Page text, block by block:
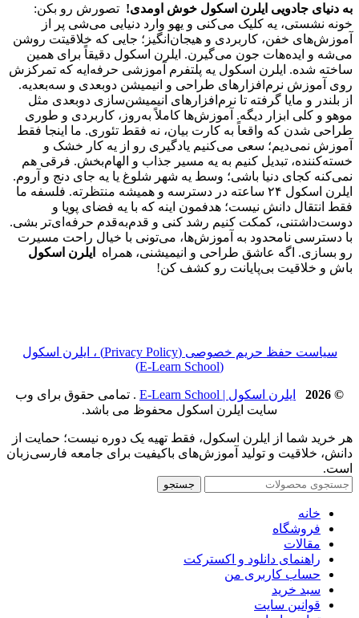
به دنیای جادویی ایلرن اسکول خوش اومدی! تصورش رو بکن:
خونه نشستی، یه کلیک می‌کنی و یهو وارد دنیایی می‌شی پر از
آموزش‌های خفن، کاربردی و هیجان‌انگیز؛ جایی که خلاقیتت روشن
می‌شه و ایده‌هات جون می‌گیرن. ایلرن اسکول دقیقاً برای همین
ساخته شده. ایلرن اسکول یه پلتفرم آموزشی حرفه‌ایه که تمرکزش
روی آموزش نرم‌افزارهای طراحی و انیمیشن دو‌بعدی و سه‌بعدیه.
از بلندر و مایا گرفته تا نرم‌افزارهای انیمیشن‌سازی دوبعدی مثل
موهو و کلی ابزار دیگه. آموزش‌ها کاملاً به‌روز، کاربردی و طوری
طراحی شدن که واقعاً به کارت بیان، نه فقط تئوری. ما اینجا فقط
آموزش نمی‌دیم؛ سعی می‌کنیم یادگیری رو از یه کار خشک و
خسته‌کننده، تبدیل کنیم به یه مسیر جذاب و الهام‌بخش. فرقی هم
نمی‌کنه کجای دنیا باشی؛ وسط یه شهر شلوغ یا یه جای دنج و آروم.
ایلرن اسکول ۲۴ ساعته در دسترسه و همیشه منتظرته. فلسفه ما
فقط انتقال دانش نیست؛ هدفمون اینه که با یه فضای پویا و
دوست‌داشتنی، کمکت کنیم رشد کنی و قدم‌به‌قدم حرفه‌ای‌تر بشی.
با دسترسی نامحدود به آموزش‌ها، می‌تونی با خیال راحت مسیرت
رو بسازی. اگه عاشق طراحی و انیمیشنی، همراه
ایلرن اسکول
باش و خلاقیت بی‌پایانت رو کشف کن!
سیاست حفظ حریم خصوصی (Privacy Policy) ، ایلرن اسکول
(E‑Learn School)
© 2026 ایلرن اسکول | E-Learn School
. تمامی حقوق برای وب
سایت ایلرن اسکول محفوظ می باشد.
هر خرید شما از ایلرن اسکول، فقط تهیه یک دوره نیست؛ حمایت از
دانش، خلاقیت و تولید آموزش‌های باکیفیت برای جامعه فارسی‌زبان
است.
جستجو
خانه
فروشگاه
مقالات
راهنمای دانلود و اکسترکت
حساب کاربری من
سبد خرید
قوانین سایت